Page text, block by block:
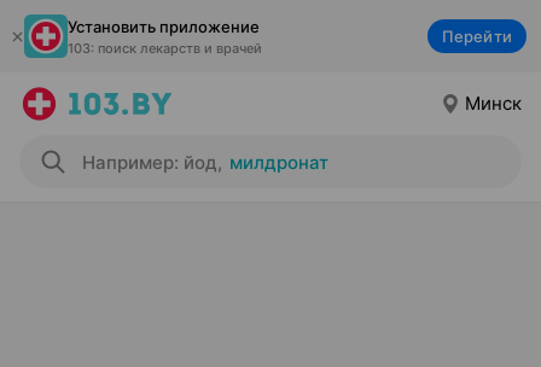
Установить приложение
103: поиск лекарств и врачей
Перейти
Минск
Например: йод, милдронат